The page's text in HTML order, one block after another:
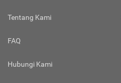
Tentang Kami
FAQ
Hubungi Kami